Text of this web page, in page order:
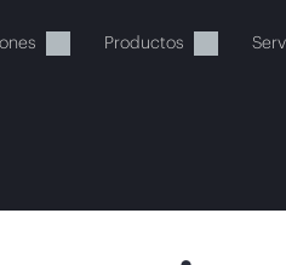
Productos